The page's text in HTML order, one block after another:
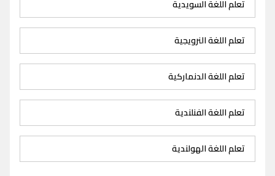
تعلم اللغة السويدية
تعلم اللغة النرويجية
تعلم اللغة الدنماركية
تعلم اللغة الفنلندية
تعلم اللغة الهولندية